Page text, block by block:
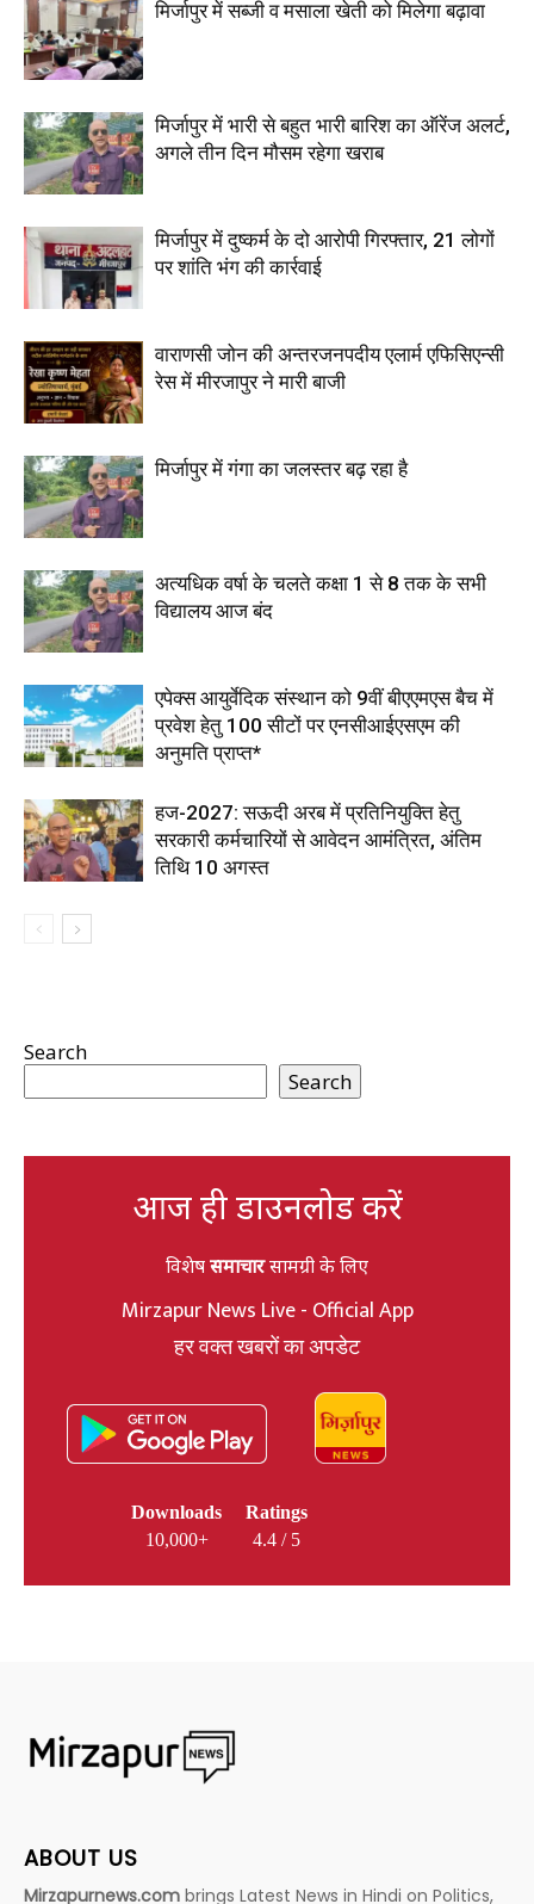
मिर्जापुर में सब्जी व मसाला खेती को मिलेगा बढ़ावा
मिर्जापुर में भारी से बहुत भारी बारिश का ऑरेंज अलर्ट,
अगले तीन दिन मौसम रहेगा खराब
मिर्जापुर में दुष्कर्म के दो आरोपी गिरफ्तार, 21 लोगों
पर शांति भंग की कार्रवाई
वाराणसी जोन की अन्तरजनपदीय एलार्म एफिसिएन्सी
रेस में मीरजापुर ने मारी बाजी
मिर्जापुर में गंगा का जलस्तर बढ़ रहा है
अत्यधिक वर्षा के चलते कक्षा 1 से 8 तक के सभी
विद्यालय आज बंद
एपेक्स आयुर्वेदिक संस्थान को 9वीं बीएएमएस बैच में
प्रवेश हेतु 100 सीटों पर एनसीआईएसएम की
अनुमति प्राप्त*
हज-2027: सऊदी अरब में प्रतिनियुक्ति हेतु
सरकारी कर्मचारियों से आवेदन आमंत्रित, अंतिम
तिथि 10 अगस्त
Search
Search
आज ही डाउनलोड करें
विशेषसमाचारसामग्री के लिए
Mirzapur News Live - Official App
हर वक्त खबरों का अपडेट
Downloads
10,000+
Ratings
4.4 / 5
ABOUT US
Mirzapurnews.com brings Latest News in Hindi on Politics,